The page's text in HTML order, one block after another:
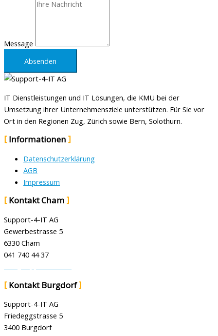
Message
Absenden
IT Dienstleistungen und IT Lösungen, die KMU bei der
Umsetzung ihrer Unternehmensziele unterstützen. Für Sie vor
Ort in den Regionen Zug, Zürich sowie Bern, Solothurn.
Informationen
Datenschutzerklärung
AGB
Impressum
Kontakt Cham
Support-4-IT AG
Gewerbestrasse 5
6330 Cham
041 740 44 37
Kontakt Burgdorf
Support-4-IT AG
Friedeggstrasse 5
3400 Burgdorf